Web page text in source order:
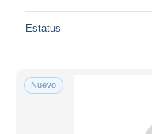
Estatus
Nuevo